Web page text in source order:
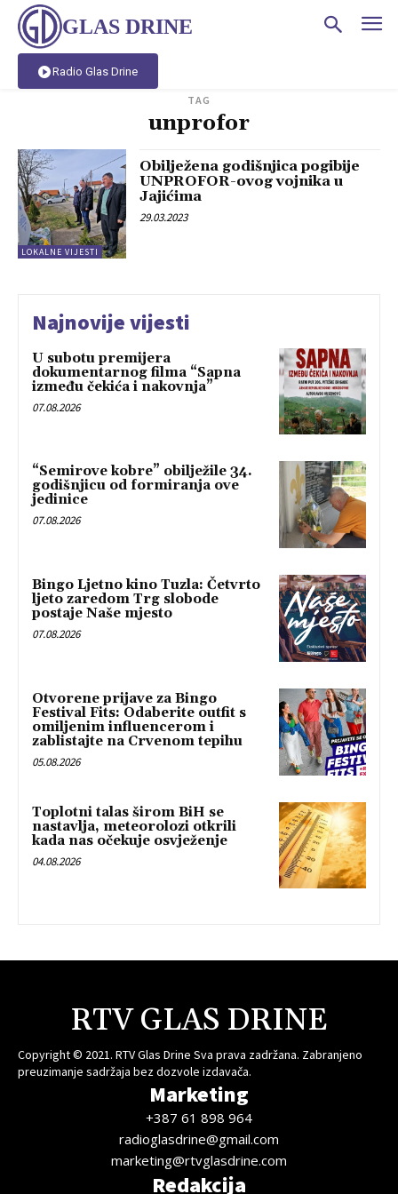
GLAS DRINE
Radio Glas Drine
TAG
unprofor
LOKALNE VIJESTI
Obilježena godišnjica pogibije
UNPROFOR-ovog vojnika u
Jajićima
29.03.2023
Najnovije vijesti
U subotu premijera
dokumentarnog filma “Sapna
između čekića i nakovnja”
07.08.2026
“Semirove kobre” obilježile 34.
godišnjicu od formiranja ove
jedinice
07.08.2026
Bingo Ljetno kino Tuzla: Četvrto
ljeto zaredom Trg slobode
postaje Naše mjesto
07.08.2026
Otvorene prijave za Bingo
Festival Fits: Odaberite outfit s
omiljenim influencerom i
zablistajte na Crvenom tepihu
05.08.2026
Toplotni talas širom BiH se
nastavlja, meteorolozi otkrili
kada nas očekuje osvježenje
04.08.2026
RTV GLAS DRINE
Copyright © 2021. RTV Glas Drine Sva prava zadržana. Zabranjeno
preuzimanje sadržaja bez dozvole izdavača.
Marketing
+387 61 898 964
radioglasdrine@gmail.com
marketing@rtvglasdrine.com
Redakcija